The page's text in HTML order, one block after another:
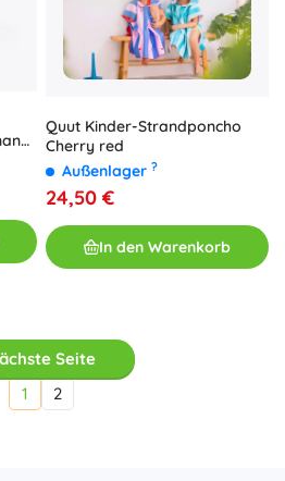
Quut Kinder-Strandponcho
Cherry red
Außenlager ?
24,50 €
In den Warenkorb
Seite
1
2